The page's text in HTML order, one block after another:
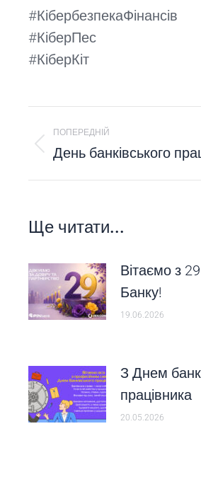
#КібербезпекаФінансів
#КіберПес
#КіберКіт
POST
NAVIGATION
ПОПЕРЕДНІЙ
Попередній
пост:
День банківського
Ще читати...
Вітаємо з
Банку!
19.06.2026
З Днем
працівника
20.05.2026